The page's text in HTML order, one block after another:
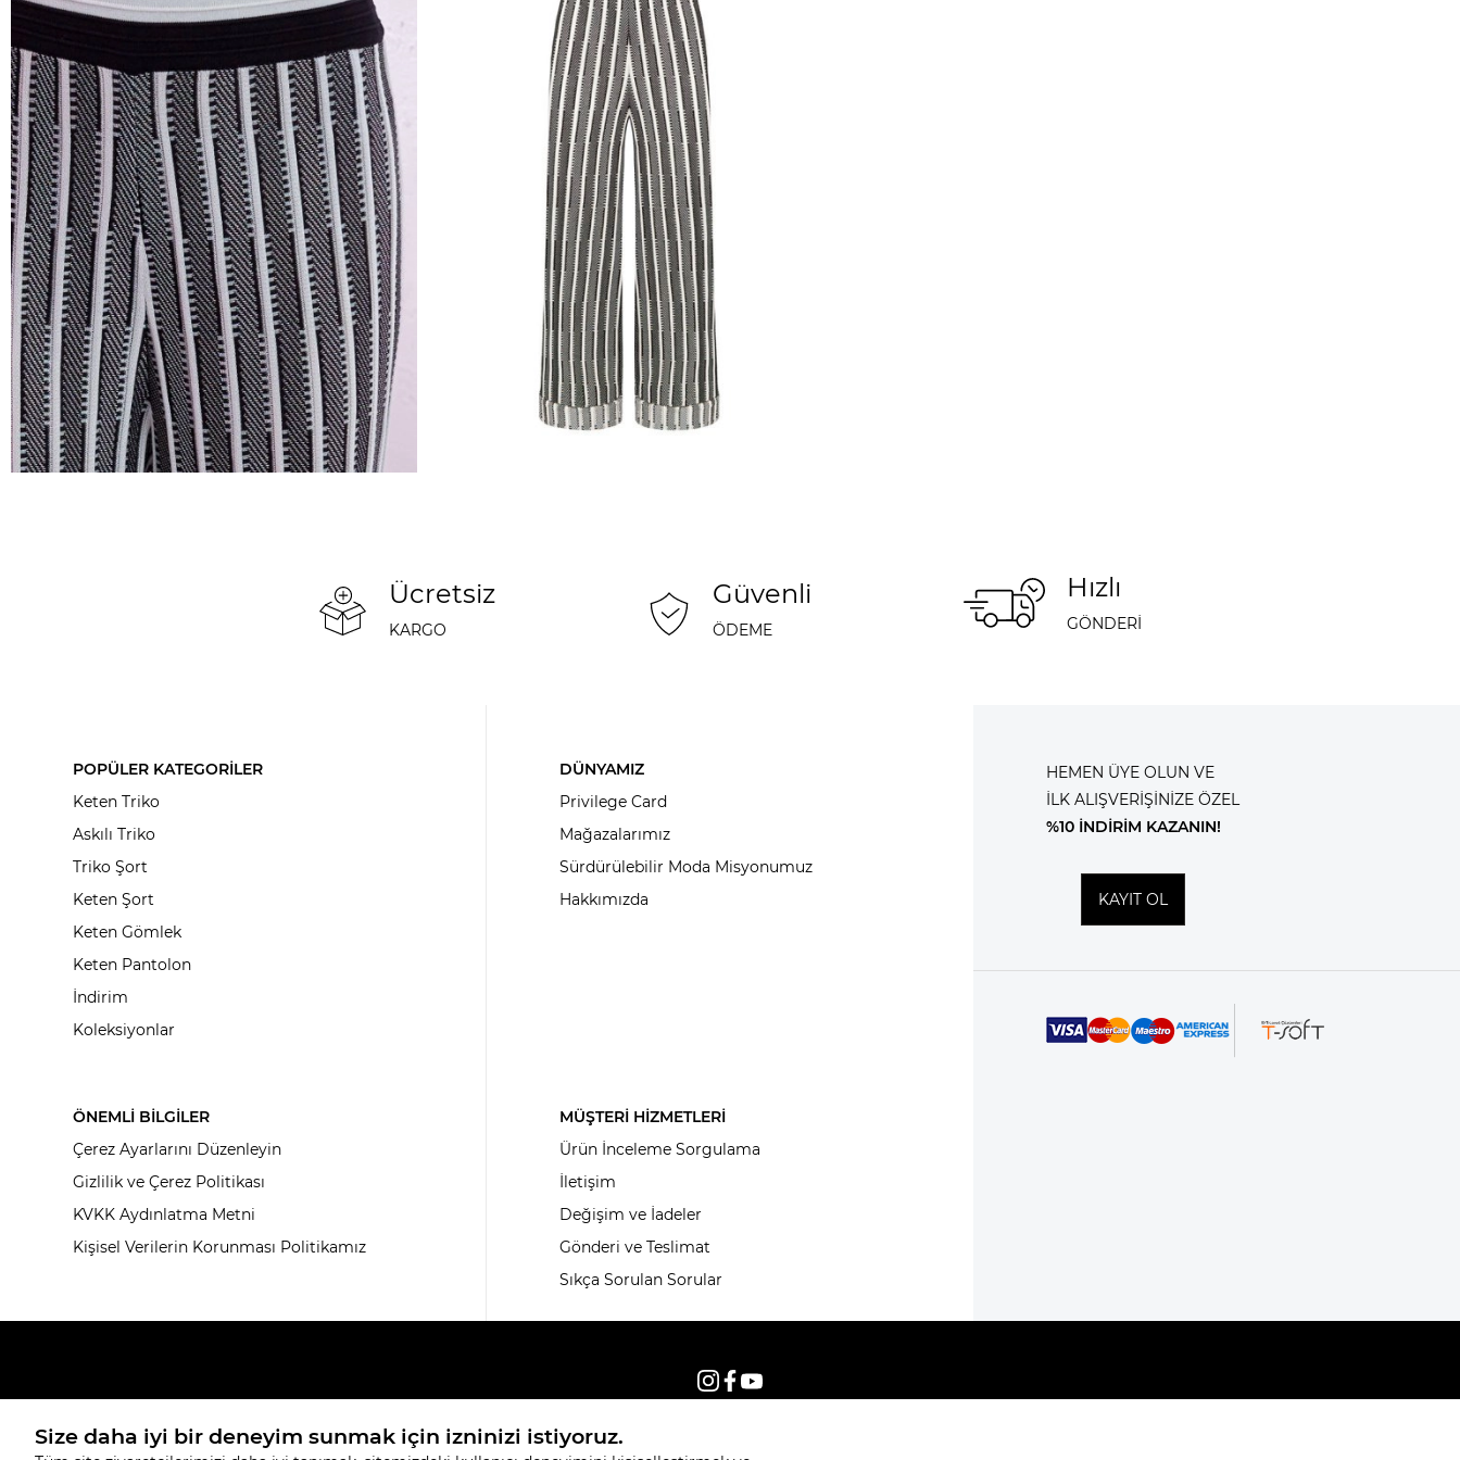
Ücretsiz
KARGO
Güvenli
ÖDEME
Hızlı
GÖNDERİ
POPÜLER KATEGORİLER
Keten Triko
Askılı Triko
Triko Şort
Keten Şort
Keten Gömlek
Keten Pantolon
İndirim
Koleksiyonlar
DÜNYAMIZ
Privilege Card
Mağazalarımız
Sürdürülebilir Moda Misyonumuz
Hakkımızda
ÖNEMLİ BİLGİLER
Çerez Ayarlarını Düzenleyin
Gizlilik ve Çerez Politikası
KVKK Aydınlatma Metni
Kişisel Verilerin Korunması Politikamız
MÜŞTERİ HİZMETLERİ
Ürün İnceleme Sorgulama
İletişim
Değişim ve İadeler
Gönderi ve Teslimat
Sıkça Sorulan Sorular
HEMEN ÜYE OLUN VE
İLK ALIŞVERİŞİNİZE ÖZEL
%10 İNDİRİM KAZANIN!
KAYIT OL
© 2026, Tüm hakları saklıdır KNITSS